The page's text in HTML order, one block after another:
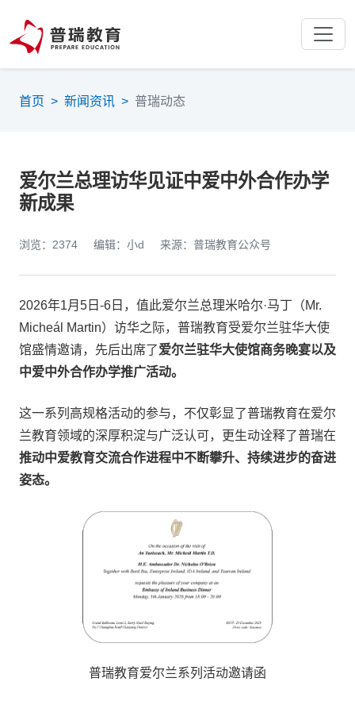
首页 > 新闻资讯 > 普瑞动态
爱尔兰总理访华见证中爱中外合作办学
新成果
浏览：2374 编辑：小d 来源：普瑞教育公众号
2026年1月5日-6日，值此爱尔兰总理米哈尔·马丁（Mr.
Micheál Martin）访华之际，普瑞教育受爱尔兰驻华大使
馆盛情邀请，先后出席了爱尔兰驻华大使馆商务晚宴以及
中爱中外合作办学推广活动。
这一系列高规格活动的参与，不仅彰显了普瑞教育在爱尔
兰教育领域的深厚积淀与广泛认可，更生动诠释了普瑞在
推动中爱教育交流合作进程中不断攀升、持续进步的奋进
姿态。
普瑞教育爱尔兰系列活动邀请函